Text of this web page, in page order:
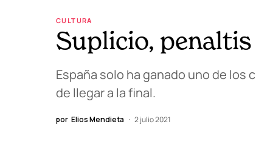
CULTURA
Suplicio,
España solo ha ganado uno de los
de llegar a la final.
por Elios Mendieta 2 julio 2021